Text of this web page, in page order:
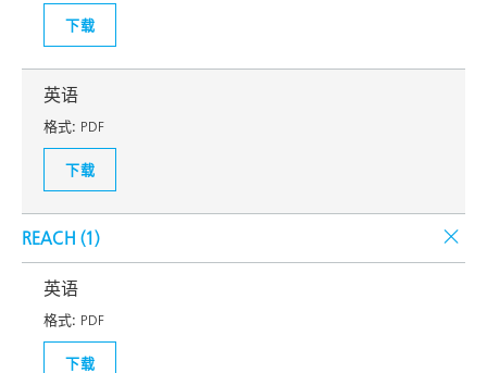
下载
英语
格式: PDF
下载
REACH (1)
英语
格式: PDF
下载